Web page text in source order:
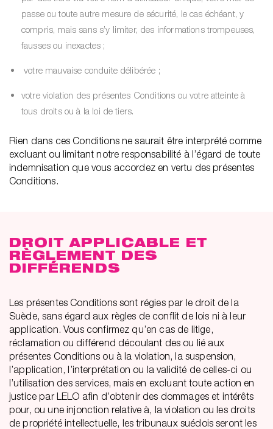
passe ou toute autre mesure de sécurité, le cas échéant, y
compris, mais sans s’y limiter, des informations trompeuses,
fausses ou inexactes ;
votre mauvaise conduite délibérée ;
votre violation des présentes Conditions ou votre atteinte à
tous droits ou à la loi de tiers.
Rien dans ces Conditions ne saurait être interprété comme
excluant ou limitant notre responsabilité à l’égard de toute
indemnisation que vous accordez en vertu des présentes
Conditions.
DROIT APPLICABLE ET
RÈGLEMENT DES
DIFFÉRENDS
Les présentes Conditions sont régies par le droit de la
Suède, sans égard aux règles de conflit de lois ni à leur
application. Vous confirmez qu’en cas de litige,
réclamation ou différend découlant des ou lié aux
présentes Conditions ou à la violation, la suspension,
l’application, l’interprétation ou la validité de celles-ci ou
l’utilisation des services, mais en excluant toute action en
justice par LELO afin d’obtenir des dommages et intérêts
pour, ou une injonction relative à, la violation ou les droits
de propriété intellectuelle, les tribunaux suédois seront les